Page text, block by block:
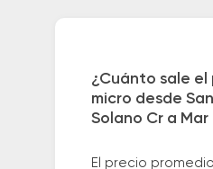
¿Cuánto sale el
micro desde
Solano Cr a Mar
El precio